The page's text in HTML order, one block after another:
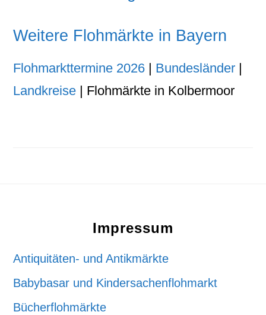
Weitere Flohmärkte in Bayern
Flohmarkttermine 2026 | Bundesländer |
Landkreise | Flohmärkte in Kolbermoor
Impressum
Antiquitäten- und Antikmärkte
Babybasar und Kindersachenflohmarkt
Bücherflohmärkte